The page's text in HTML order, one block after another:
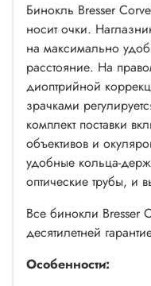
Бинокль Bresser
носит очки.
на максимально
расстояние. На
диоптрийной
зрачками
комплект поставки
объективов и
удобные кольца-
оптические трубы, и
Все бинокли Bresser
десятилетней
Особенности: